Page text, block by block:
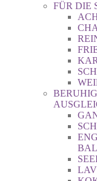
FÜR DIE